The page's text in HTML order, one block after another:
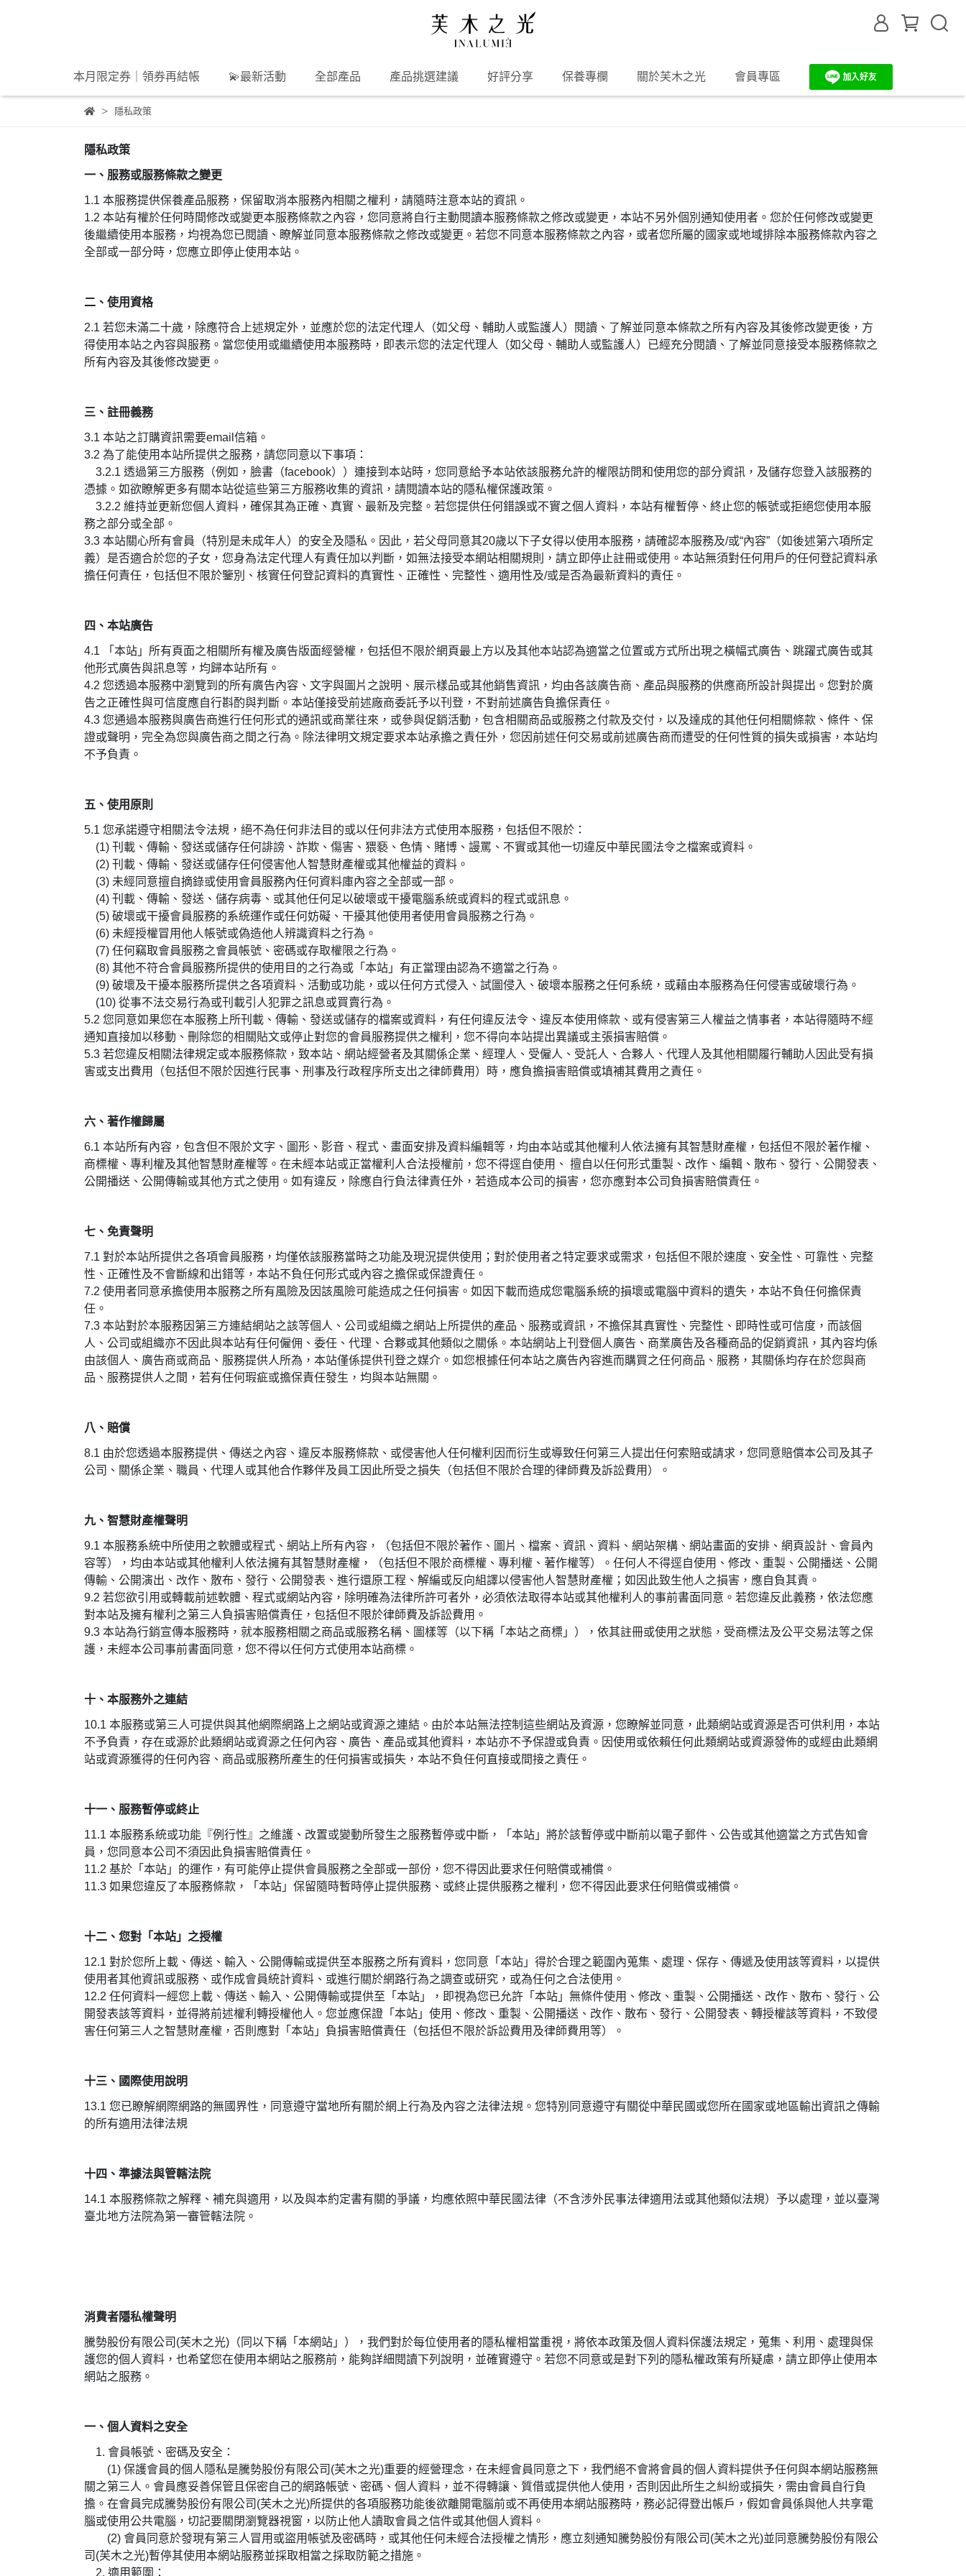
本月限定券｜領券再結帳 💫最新活動 全部產品 產品挑選建議 好評分享 保養專欄 關於芙木之光 會員專區
隱私政策
隱私政策
一、服務或服務條款之變更
1.1 本服務提供保養產品服務，保留取消本服務內相關之權利，請隨時注意本站的資訊。
1.2 本站有權於任何時間修改或變更本服務條款之內容，您同意將自行主動閱讀本服務條款之修改或變更，本站不另外個別通知使用者。您於任何修改或變更
後繼續使用本服務，均視為您已閱讀、瞭解並同意本服務條款之修改或變更。若您不同意本服務條款之內容，或者您所屬的國家或地域排除本服務條款內容之
全部或一部分時，您應立即停止使用本站。
二、使用資格
2.1 若您未滿二十歲，除應符合上述規定外，並應於您的法定代理人（如父母、輔助人或監護人）閱讀、了解並同意本條款之所有內容及其後修改變更後，方
得使用本站之內容與服務。當您使用或繼續使用本服務時，即表示您的法定代理人（如父母、輔助人或監護人）已經充分閱讀、了解並同意接受本服務條款之
所有內容及其後修改變更。
三、註冊義務
3.1 本站之訂購資訊需要email信箱。
3.2 為了能使用本站所提供之服務，請您同意以下事項：
3.2.1 透過第三方服務（例如，臉書（facebook））連接到本站時，您同意給予本站依該服務允許的權限訪問和使用您的部分資訊，及儲存您登入該服務的
憑據。如欲瞭解更多有關本站從這些第三方服務收集的資訊，請閱讀本站的隱私權保護政策。
3.2.2 維持並更新您個人資料，確保其為正確、真實、最新及完整。若您提供任何錯誤或不實之個人資料，本站有權暫停、終止您的帳號或拒絕您使用本服
務之部分或全部。
3.3 本站關心所有會員（特別是未成年人）的安全及隱私。因此，若父母同意其20歲以下子女得以使用本服務，請確認本服務及/或“內容”（如後述第六項所定
義）是否適合於您的子女，您身為法定代理人有責任加以判斷，如無法接受本網站相關規則，請立即停止註冊或使用。本站無須對任何用戶的任何登記資料承
擔任何責任，包括但不限於鑒別、核實任何登記資料的真實性、正確性、完整性、適用性及/或是否為最新資料的責任。
四、本站廣告
4.1
「本站」所有頁面之相關所有權及廣告版面經營權，包括但不限於網頁最上方以及其他本站認為適當之位置或方式所出現之橫幅式廣告、跳躍式廣告或其
他形式廣告與訊息等，均歸本站所有。
4.2 您透過本服務中瀏覽到的所有廣告內容、文字與圖片之說明、展示樣品或其他銷售資訊，均由各該廣告商、產品與服務的供應商所設計與提出。您對於廣
告之正確性與可信度應自行斟酌與判斷。本站僅接受前述廠商委託予以刊登，不對前述廣告負擔保責任。
4.3 您通過本服務與廣告商進行任何形式的通訊或商業往來，或參與促銷活動，包含相關商品或服務之付款及交付，以及達成的其他任何相關條款、條件、保
證或聲明，完全為您與廣告商之間之行為。除法律明文規定要求本站承擔之責任外，您因前述任何交易或前述廣告商而遭受的任何性質的損失或損害，本站均
不予負責。
五、使用原則
5.1 您承諾遵守相關法令法規，絕不為任何非法目的或以任何非法方式使用本服務，包括但不限於：
(1) 刊載、傳輸、發送或儲存任何誹謗、詐欺、傷害、猥褻、色情、賭博、謾罵、不實或其他一切違反中華民國法令之檔案或資料。
(2) 刊載、傳輸、發送或儲存任何侵害他人智慧財產權或其他權益的資料。
(3) 未經同意擅自摘錄或使用會員服務內任何資料庫內容之全部或一部。
(4) 刊載、傳輸、發送、儲存病毒、或其他任何足以破壞或干擾電腦系統或資料的程式或訊息。
(5) 破壞或干擾會員服務的系統運作或任何妨礙、干擾其他使用者使用會員服務之行為。
(6) 未經授權冒用他人帳號或偽造他人辨識資料之行為。
(7) 任何竊取會員服務之會員帳號、密碼或存取權限之行為。
(8) 其他不符合會員服務所提供的使用目的之行為或「本站」有正當理由認為不適當之行為。
(9) 破壞及干擾本服務所提供之各項資料、活動或功能，或以任何方式侵入、試圖侵入、破壞本服務之任何系統，或藉由本服務為任何侵害或破壞行為。
(10) 從事不法交易行為或刊載引人犯罪之訊息或買賣行為。
5.2 您同意如果您在本服務上所刊載、傳輸、發送或儲存的檔案或資料，有任何違反法令、違反本使用條款、或有侵害第三人權益之情事者，本站得隨時不經
通知直接加以移動、刪除您的相關貼文或停止對您的會員服務提供之權利，您不得向本站提出異議或主張損害賠償。
5.3 若您違反相關法律規定或本服務條款，致本站、網站經營者及其關係企業、經理人、受僱人、受託人、合夥人、代理人及其他相關履行輔助人因此受有損
害或支出費用（包括但不限於因進行民事、刑事及行政程序所支出之律師費用）時，應負擔損害賠償或填補其費用之責任。
六、著作權歸屬
6.1 本站所有內容，包含但不限於文字、圖形、影音、程式、畫面安排及資料編輯等，均由本站或其他權利人依法擁有其智慧財產權，包括但不限於著作權、
商標權、專利權及其他智慧財產權等。在未經本站或正當權利人合法授權前，您不得逕自使用、 擅自以任何形式重製、改作、編輯、散布、發行、公開發表、
公開播送、公開傳輸或其他方式之使用。如有違反，除應自行負法律責任外，若造成本公司的損害，您亦應對本公司負損害賠償責任。
七、免責聲明
7.1 對於本站所提供之各項會員服務，均僅依該服務當時之功能及現況提供使用；對於使用者之特定要求或需求，包括但不限於速度、安全性、可靠性、完整
性、正確性及不會斷線和出錯等，本站不負任何形式或內容之擔保或保證責任。
7.2 使用者同意承擔使用本服務之所有風險及因該風險可能造成之任何損害。如因下載而造成您電腦系統的損壞或電腦中資料的遺失，本站不負任何擔保責
任。
7.3 本站對於本服務因第三方連結網站之該等個人、公司或組織之網站上所提供的產品、服務或資訊，不擔保其真實性、完整性、即時性或可信度，而該個
人、公司或組織亦不因此與本站有任何僱佣、委任、代理、合夥或其他類似之關係。本站網站上刊登個人廣告、商業廣告及各種商品的促銷資訊，其內容均係
由該個人、廣告商或商品、服務提供人所為，本站僅係提供刊登之媒介。如您根據任何本站之廣告內容進而購買之任何商品、服務，其關係均存在於您與商
品、服務提供人之間，若有任何瑕疵或擔保責任發生，均與本站無關。
八、賠償
8.1 由於您透過本服務提供、傳送之內容、違反本服務條款、或侵害他人任何權利因而衍生或導致任何第三人提出任何索賠或請求，您同意賠償本公司及其子
公司、關係企業、職員、代理人或其他合作夥伴及員工因此所受之損失（包括但不限於合理的律師費及訴訟費用）。
九、智慧財產權聲明
9.1 本服務系統中所使用之軟體或程式、網站上所有內容，（包括但不限於著作、圖片、檔案、資訊、資料、網站架構、網站畫面的安排、網頁設計、會員內
容等），均由本站或其他權利人依法擁有其智慧財產權，（包括但不限於商標權、專利權、著作權等）。任何人不得逕自使用、修改、重製、公開播送、公開
傳輸、公開演出、改作、散布、發行、公開發表、進行還原工程、解編或反向組譯以侵害他人智慧財產權；如因此致生他人之損害，應自負其責。
9.2 若您欲引用或轉載前述軟體、程式或網站內容，除明確為法律所許可者外，必須依法取得本站或其他權利人的事前書面同意。若您違反此義務，依法您應
對本站及擁有權利之第三人負損害賠償責任，包括但不限於律師費及訴訟費用。
9.3 本站為行銷宣傳本服務時，就本服務相關之商品或服務名稱、圖樣等（以下稱「本站之商標」），依其註冊或使用之狀態，受商標法及公平交易法等之保
護，未經本公司事前書面同意，您不得以任何方式使用本站商標。
十、本服務外之連結
10.1 本服務或第三人可提供與其他網際網路上之網站或資源之連結。由於本站無法控制這些網站及資源，您瞭解並同意，此類網站或資源是否可供利用，本站
不予負責，存在或源於此類網站或資源之任何內容、廣告、產品或其他資料，本站亦不予保證或負責。因使用或依賴任何此類網站或資源發佈的或經由此類網
站或資源獲得的任何內容、商品或服務所產生的任何損害或損失，本站不負任何直接或間接之責任。
十一、服務暫停或終止
11.1 本服務系統或功能『例行性』之維護、改置或變動所發生之服務暫停或中斷，「本站」將於該暫停或中斷前以電子郵件、公告或其他適當之方式告知會
員，您同意本公司不須因此負損害賠償責任。
11.2 基於「本站」的運作，有可能停止提供會員服務之全部或一部份，您不得因此要求任何賠償或補償。
11.3 如果您違反了本服務條款，「本站」保留隨時暫時停止提供服務、或終止提供服務之權利，您不得因此要求任何賠償或補償。
十二、您對「本站」之授權
12.1 對於您所上載、傳送、輸入、公開傳輸或提供至本服務之所有資料，您同意「本站」得於合理之範圍內蒐集、處理、保存、傳遞及使用該等資料，以提供
使用者其他資訊或服務、或作成會員統計資料、或進行關於網路行為之調查或研究，或為任何之合法使用。
12.2 任何資料一經您上載、傳送、輸入、公開傳輸或提供至「本站」，即視為您已允許「本站」無條件使用、修改、重製、公開播送、改作、散布、發行、公
開發表該等資料，並得將前述權利轉授權他人。您並應保證「本站」使用、修改、重製、公開播送、改作、散布、發行、公開發表、轉授權該等資料，不致侵
害任何第三人之智慧財產權，否則應對「本站」負損害賠償責任（包括但不限於訴訟費用及律師費用等）。
十三、國際使用說明
13.1 您已瞭解網際網路的無國界性，同意遵守當地所有關於網上行為及內容之法律法規。您特別同意遵守有關從中華民國或您所在國家或地區輸出資訊之傳輸
的所有適用法律法規
十四、準據法與管轄法院
14.1 本服務條款之解釋、補充與適用，以及與本約定書有關的爭議，均應依照中華民國法律（不含涉外民事法律適用法或其他類似法規）予以處理，並以臺灣
臺北地方法院為第一審管轄法院。
消費者隱私權聲明
騰勢股份有限公司(芙木之光)（同以下稱「本網站」），我們對於每位使用者的隱私權相當重視，將依本政策及個人資料保護法規定，蒐集、利用、處理與保
護您的個人資料，也希望您在使用本網站之服務前，能夠詳細閱讀下列說明，並確實遵守。若您不同意或是對下列的隱私權政策有所疑慮，請立即停止使用本
網站之服務。
一、個人資料之安全
1. 會員帳號、密碼及安全：
(1) 保護會員的個人隱私是騰勢股份有限公司(芙木之光)重要的經營理念，在未經會員同意之下，我們絕不會將會員的個人資料提供予任何與本網站服務無
關之第三人。會員應妥善保管且保密自己的網路帳號、密碼、個人資料，並不得轉讓、質借或提供他人使用，否則因此所生之糾紛或損失，需由會員自行負
擔。在會員完成騰勢股份有限公司(芙木之光)所提供的各項服務功能後欲離開電腦前或不再使用本網站服務時，務必記得登出帳戶，假如會員係與他人共享電
腦或使用公共電腦，切記要關閉瀏覽器視窗，以防止他人讀取會員之信件或其他個人資料。
(2) 會員同意於發現有第三人冒用或盜用帳號及密碼時，或其他任何未經合法授權之情形，應立刻通知騰勢股份有限公司(芙木之光)並同意騰勢股份有限公
司(芙木之光)暫停其使用本網站服務並採取相當之採取防範之措施。
2. 適用範圍：